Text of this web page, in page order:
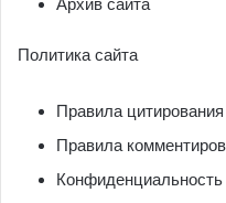
Архив сайта
Политика сайта
Правила цитирования
Правила